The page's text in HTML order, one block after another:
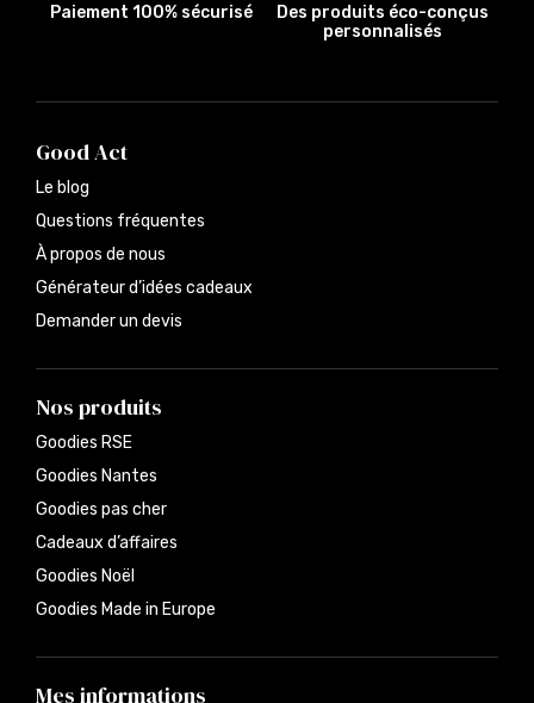
Paiement 100% sécurisé
Des produits éco-conçus
personnalisés
Good Act
Le blog
Questions fréquentes
À propos de nous
Générateur d’idées cadeaux
Demander un devis
Nos produits
Goodies RSE
Goodies Nantes
Goodies pas cher
Cadeaux d’affaires
Goodies Noël
Goodies Made in Europe
Mes informations